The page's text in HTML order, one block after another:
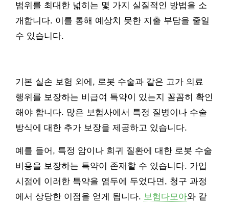
범위를 최대한 넓히는 몇 가지 실질적인 방법을 소
개합니다. 이를 통해 예상치 못한 지출 부담을 줄일
수 있습니다.
기본 실손 보험 외에, 로봇 수술과 같은 고가 의료
행위를 보장하는 비급여 특약이 있는지 꼼꼼히 확인
해야 합니다. 많은 보험사에서 특정 질병이나 수술
방식에 대한 추가 보장을 제공하고 있습니다.
예를 들어, 특정 암이나 희귀 질환에 대한 로봇 수술
비용을 보장하는 특약이 존재할 수 있습니다. 가입
시점에 이러한 특약을 염두에 두었다면, 청구 과정
에서 상당한 이점을 얻게 됩니다. 보험다모아와 같